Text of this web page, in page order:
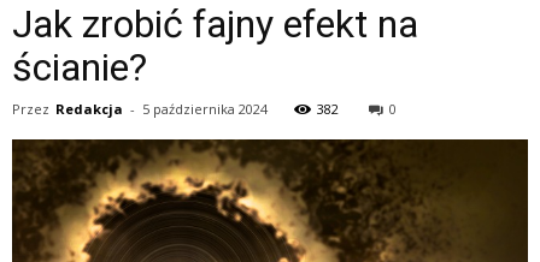
Jak zrobić fajny efekt na
ścianie?
Przez Redakcja - 5 października 2024 382 0